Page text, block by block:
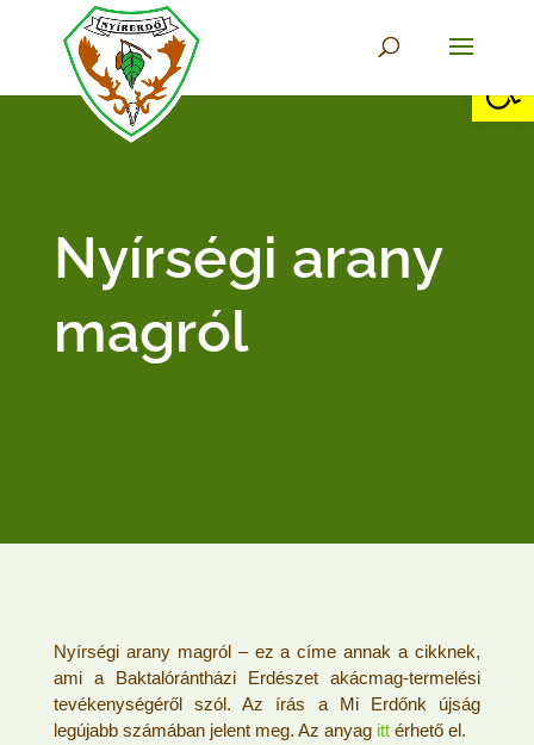
Nyírségi arany
magról
Nyírségi arany magról – ez a címe annak a cikknek,
ami a Baktalórántházi Erdészet akácmag-termelési
tevékenységéről szól. Az írás a Mi Erdőnk újság
legújabb számában jelent meg. Az anyag ittérhető el.